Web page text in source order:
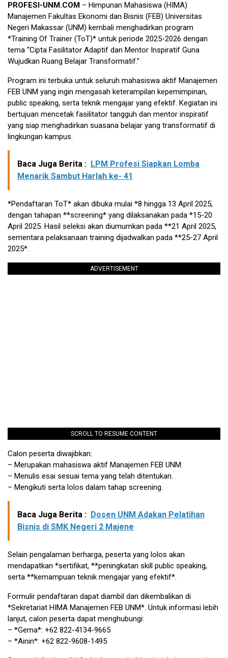
PROFESI-UNM.COM – Himpunan Mahasiswa (HIMA)
Manajemen Fakultas Ekonomi dan Bisnis (FEB) Universitas
Negeri Makassar (UNM) kembali menghadirkan program
*Training Of Trainer (ToT)* untuk periode 2025-2026 dengan
tema “Cipta Fasilitator Adaptif dan Mentor Inspiratif Guna
Wujudkan Ruang Belajar Transformatif.”
Program ini terbuka untuk seluruh mahasiswa aktif Manajemen
FEB UNM yang ingin mengasah keterampilan kepemimpinan,
public speaking, serta teknik mengajar yang efektif. Kegiatan ini
bertujuan mencetak fasilitator tangguh dan mentor inspiratif
yang siap menghadirkan suasana belajar yang transformatif di
lingkungan kampus.
Baca Juga Berita : LPM Profesi Siapkan Lomba
Menarik Sambut Harlah ke- 41
*Pendaftaran ToT* akan dibuka mulai *8 hingga 13 April 2025,
dengan tahapan **screening* yang dilaksanakan pada *15-20
April 2025. Hasil seleksi akan diumumkan pada **21 April 2025,
sementara pelaksanaan training dijadwalkan pada **25-27 April
2025*.
ADVERTISEMENT
SCROLL TO RESUME CONTENT
Calon peserta diwajibkan:
– Merupakan mahasiswa aktif Manajemen FEB UNM.
– Menulis esai sesuai tema yang telah ditentukan.
– Mengikuti serta lolos dalam tahap screening.
Baca Juga Berita : Dosen UNM Adakan Pelatihan
Bisnis di SMK Negeri 2 Majene
Selain pengalaman berharga, peserta yang lolos akan
mendapatkan *sertifikat, **peningkatan skill public speaking,
serta **kemampuan teknik mengajar yang efektif*.
Formulir pendaftaran dapat diambil dan dikembalikan di
*Sekretariat HIMA Manajemen FEB UNM*. Untuk informasi lebih
lanjut, calon peserta dapat menghubungi:
– *Gema*: +62 822-4134-9665
– *Ainin*: +62 822-9608-1495